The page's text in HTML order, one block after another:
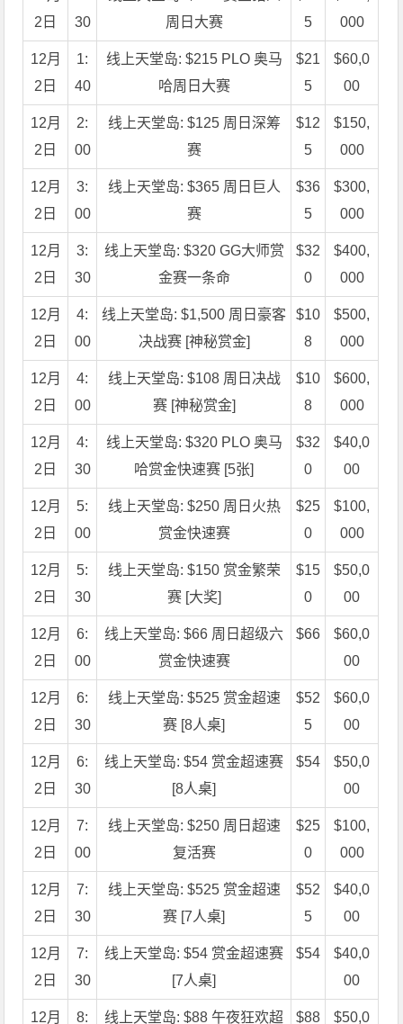
2日
30
周日大赛
5
000
12月
2日
1:
40
线上天堂岛: $215 PLO 奥马
哈周日大赛
$21
5
$60,0
00
12月
2日
2:
00
线上天堂岛: $125 周日深筹
赛
$12
5
$150,
000
12月
2日
3:
00
线上天堂岛: $365 周日巨人
赛
$36
5
$300,
000
12月
2日
3:
30
线上天堂岛: $320 GG大师赏
金赛一条命
$32
0
$400,
000
12月
2日
4:
00
线上天堂岛: $1,500 周日豪客
决战赛 [神秘赏金]
$10
8
$500,
000
12月
2日
4:
00
线上天堂岛: $108 周日决战
赛 [神秘赏金]
$10
8
$600,
000
12月
2日
4:
30
线上天堂岛: $320 PLO 奥马
哈赏金快速赛 [5张]
$32
0
$40,0
00
12月
2日
5:
00
线上天堂岛: $250 周日火热
赏金快速赛
$25
0
$100,
000
12月
2日
5:
30
线上天堂岛: $150 赏金繁荣
赛 [大奖]
$15
0
$50,0
00
12月
2日
6:
00
线上天堂岛: $66 周日超级六
赏金快速赛
$66
$60,0
00
12月
2日
6:
30
线上天堂岛: $525 赏金超速
赛 [8人桌]
$52
5
$60,0
00
12月
2日
6:
30
线上天堂岛: $54 赏金超速赛
[8人桌]
$54
$50,0
00
12月
2日
7:
00
线上天堂岛: $250 周日超速
复活赛
$25
0
$100,
000
12月
2日
7:
30
线上天堂岛: $525 赏金超速
赛 [7人桌]
$52
5
$40,0
00
12月
2日
7:
30
线上天堂岛: $54 赏金超速赛
[7人桌]
$54
$40,0
00
12月
8:
线上天堂岛: $88 午夜狂欢超
$88
$50,0